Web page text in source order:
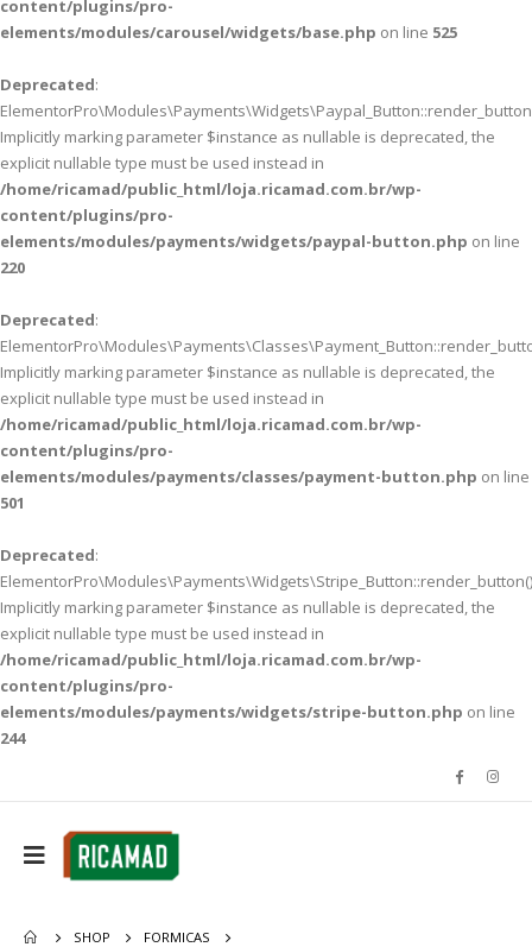
content/plugins/pro-
elements/modules/carousel/widgets/base.php on line 525
Deprecated:
Implicitly marking parameter $instance as nullable is deprecated, the
explicit nullable type must be used instead in
/home/ricamad/public_html/loja.ricamad.com.br/wp-
content/plugins/pro-
elements/modules/payments/widgets/paypal-button.php on line
220
Deprecated:
Implicitly marking parameter $instance as nullable is deprecated, the
explicit nullable type must be used instead in
/home/ricamad/public_html/loja.ricamad.com.br/wp-
content/plugins/pro-
elements/modules/payments/classes/payment-button.php on line
501
Deprecated:
Implicitly marking parameter $instance as nullable is deprecated, the
explicit nullable type must be used instead in
/home/ricamad/public_html/loja.ricamad.com.br/wp-
content/plugins/pro-
elements/modules/payments/widgets/stripe-button.php on line
244
SHOP
FORMICAS